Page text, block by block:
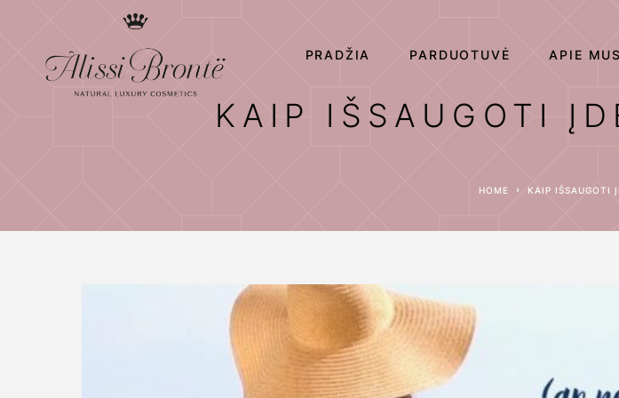
PRADŽIA PARDUOTUVĖ APIE MUS
KAIP IŠSAUGOTI
HOME KAIP IŠSAUGOTI